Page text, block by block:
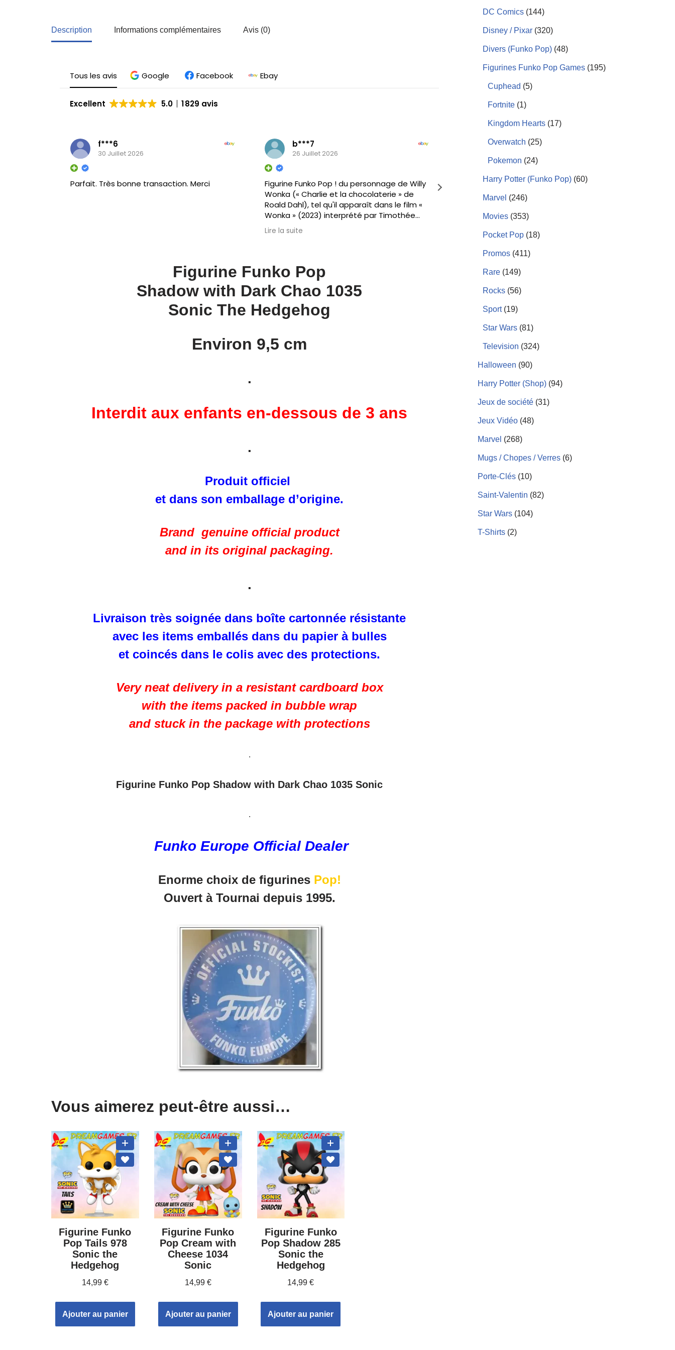
Description Informations complémentaires Avis (0)
Tous les avis Google Facebook Ebay
Excellent 5.0 1 829 avis
f***6
30 Juillet 2026
Parfait. Très bonne transaction. Merci
b***7
26 Juillet 2026
Figurine Funko Pop ! du personnage de Willy
Wonka (« Charlie et la chocolaterie » de
Roald Dahl), tel qu'il apparaît dans le film «
Wonka » (2023) interprété par Timothée
Chalamet. Envoi rapide et soigné. Je
recommande cette boutique.
Lire la suite
b***7
Figurine Funko Pop ! de la chanteuse
américaine Whitney Houston, telle qu’elle
apparaît sur la pochette de son premier
album (1985). Envoi rapide et soignée
boutique !
Lire la suite
Figurine Funko Pop
Shadow with Dark Chao 1035
Sonic The Hedgehog
Environ 9,5 cm
.
Interdit aux enfants en-dessous de 3 ans
.
Produit officiel
et dans son emballage d’origine.
Brand genuine official product
and in its original packaging.
.
Livraison très soignée dans boîte cartonnée résistante
avec les items emballés dans du papier à bulles
et coincés dans le colis avec des protections.
Very neat delivery in a resistant cardboard box
with the items packed in bubble wrap
and stuck in the package with protections
.
Figurine Funko Pop Shadow with Dark Chao 1035 Sonic
.
Funko Europe Official Dealer
Enorme choix de figurines Pop!
Ouvert à Tournai depuis 1995.
Vous aimerez peut-être aussi…
Figurine Funko
Pop Tails 978
Sonic the
Hedgehog
14,99 €
Ajouter au panier
Figurine Funko
Pop Cream with
Cheese 1034
Sonic
14,99 €
Ajouter au panier
Figurine Funko
Pop Shadow 285
Sonic the
Hedgehog
14,99€
Ajouter au panier
DC Comics (144)
Disney / Pixar (320)
Divers (Funko Pop) (48)
Figurines Funko Pop Games (195)
Cuphead (5)
Fortnite (1)
Kingdom Hearts (17)
Overwatch (25)
Pokemon (24)
Harry Potter (Funko Pop) (60)
Marvel (246)
Movies (353)
Pocket Pop (18)
Promos (411)
Rare (149)
Rocks (56)
Sport (19)
Star Wars (81)
Television (324)
Halloween (90)
Harry Potter (Shop) (94)
Jeux de société (31)
Jeux Vidéo (48)
Marvel (268)
Mugs / Chopes / Verres (6)
Porte-Clés (10)
Saint-Valentin (82)
Star Wars (104)
T-Shirts (2)